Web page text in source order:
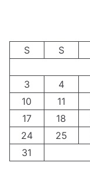
S
S
3
4
10
11
17
18
24
25
31